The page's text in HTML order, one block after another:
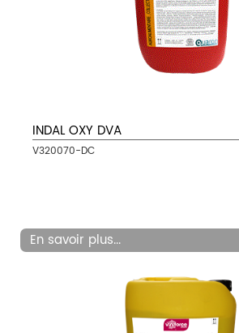
INDAL OXY DVA
V320070-DC
En savoir plus...